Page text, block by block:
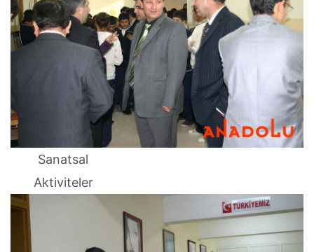
Sanatsal
Aktiviteler